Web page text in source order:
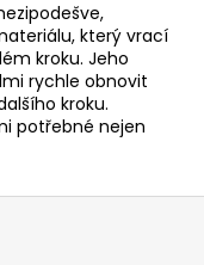
který vrací
kroku. Jeho
rychle obnovit
kroku.
potřebné nejen